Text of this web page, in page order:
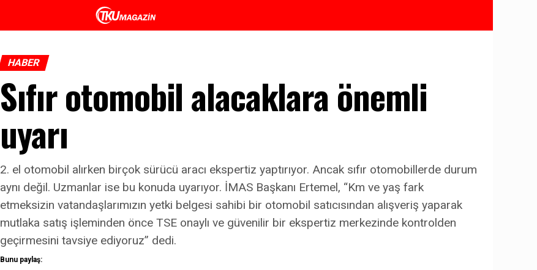
HABER
Sıfır otomobil alacaklara önemli
uyarı
2. el otomobil alırken birçok sürücü aracı ekspertiz yaptırıyor. Ancak sıfır otomobillerde durum
aynı değil. Uzmanlar ise bu konuda uyarıyor. İMAS Başkanı Ertemel, “Km ve yaş fark
etmeksizin vatandaşlarımızın yetki belgesi sahibi bir otomobil satıcısından alışveriş yaparak
mutlaka satış işleminden önce TSE onaylı ve güvenilir bir ekspertiz merkezinde kontrolden
geçirmesini tavsiye ediyoruz” dedi.
Bunu paylaş: